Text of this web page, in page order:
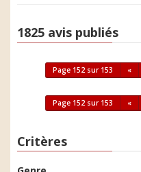
1825 avis publiés
Page 152 sur 153 «
Page 152 sur 153 «
Critères